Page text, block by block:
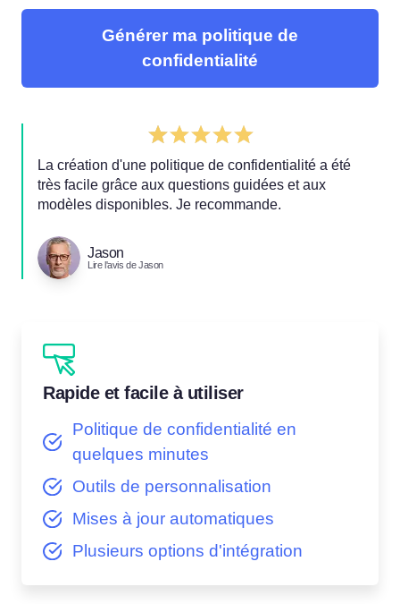
Générer ma politique de
confidentialité
La création d'une politique de confidentialité a été
très facile grâce aux questions guidées et aux
modèles disponibles. Je recommande.
Jason
Lire l'avis de Jason
Rapide et facile à utiliser
Politique de confidentialité en
quelques minutes
Outils de personnalisation
Mises à jour automatiques
Plusieurs options d'intégration